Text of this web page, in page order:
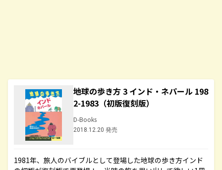
地球の歩き方 3 インド・ネパール 198
2-1983（初版復刻版）
D-Books
2018.12.20 発売
1981年、旅人のバイブルとして登場した地球の歩き方インド